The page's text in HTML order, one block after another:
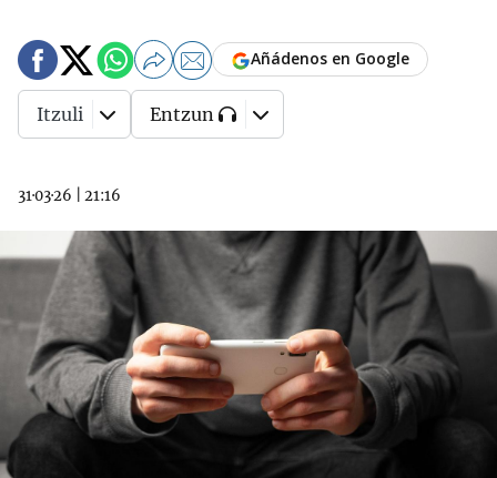
31·03·26 21:16
Añádenos en Google
Itzuli Entzun